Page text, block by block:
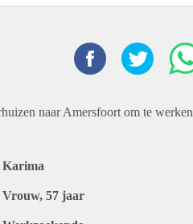
naar Amersfoort om te werken
Karima
Vrouw, 57 jaar